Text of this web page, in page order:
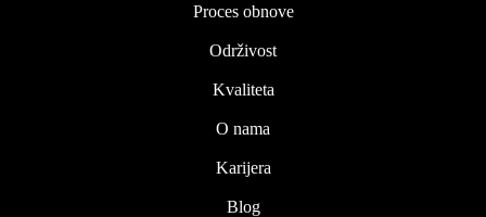
Proces obnove
Održivost
Kvaliteta
O nama
Karijera
Blog